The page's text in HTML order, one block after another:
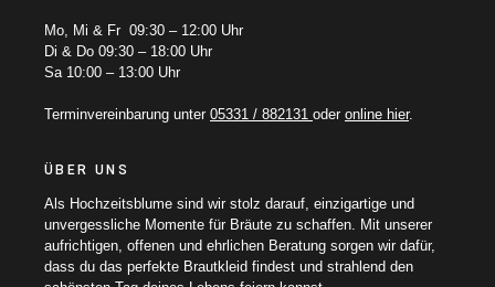
Mo, Mi & Fr 09:30 – 12:00 Uhr
Di & Do 09:30 – 18:00 Uhr
Sa 10:00 – 13:00 Uhr
Terminvereinbarung unter 05331 / 882131 oder online hier.
ÜBER UNS
Als Hochzeitsblume sind wir stolz darauf, einzigartige und
unvergessliche Momente für Bräute zu schaffen. Mit unserer
aufrichtigen, offenen und ehrlichen Beratung sorgen wir dafür,
dass du das perfekte Brautkleid findest und strahlend den